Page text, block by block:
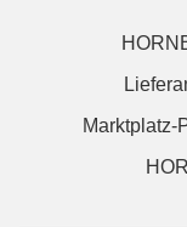
Marktplatz-